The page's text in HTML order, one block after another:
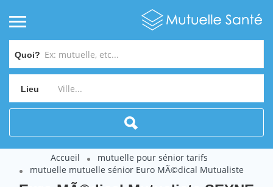
Quoi?
Lieu
Accueil
mutuelle pour sénior tarifs
mutuelle mutuelle sénior Euro MÃ©dical Mutualiste